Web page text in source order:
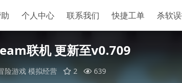
个人中心 联系我们 快捷工单 杀软
联机 更新至v0.709
险游戏 模拟经营 2 639